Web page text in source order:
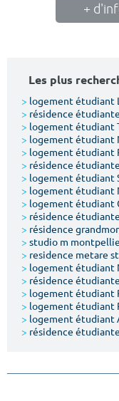
+
Les plus
> logement étudiant
> résidence
> logement étudiant
> logement étudiant
> logement étudiant
> résidence
> logement étudiant
> logement étudiant
> logement étudiant
> résidence
> résidence
> studio m
> residence metare
> logement étudiant
> résidence
> logement étudiant
> logement étudiant
> logement étudiant
> résidence